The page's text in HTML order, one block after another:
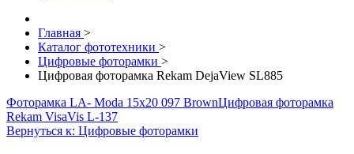
Главная >
Каталог фототехники >
Цифровые фоторамки >
Цифровая фоторамка Rekam DejaView SL885
Фоторамка LA- Moda 15x20 097 BrownЦифровая фоторамка
Rekam VisaVis L-137
Вернуться к: Цифровые фоторамки